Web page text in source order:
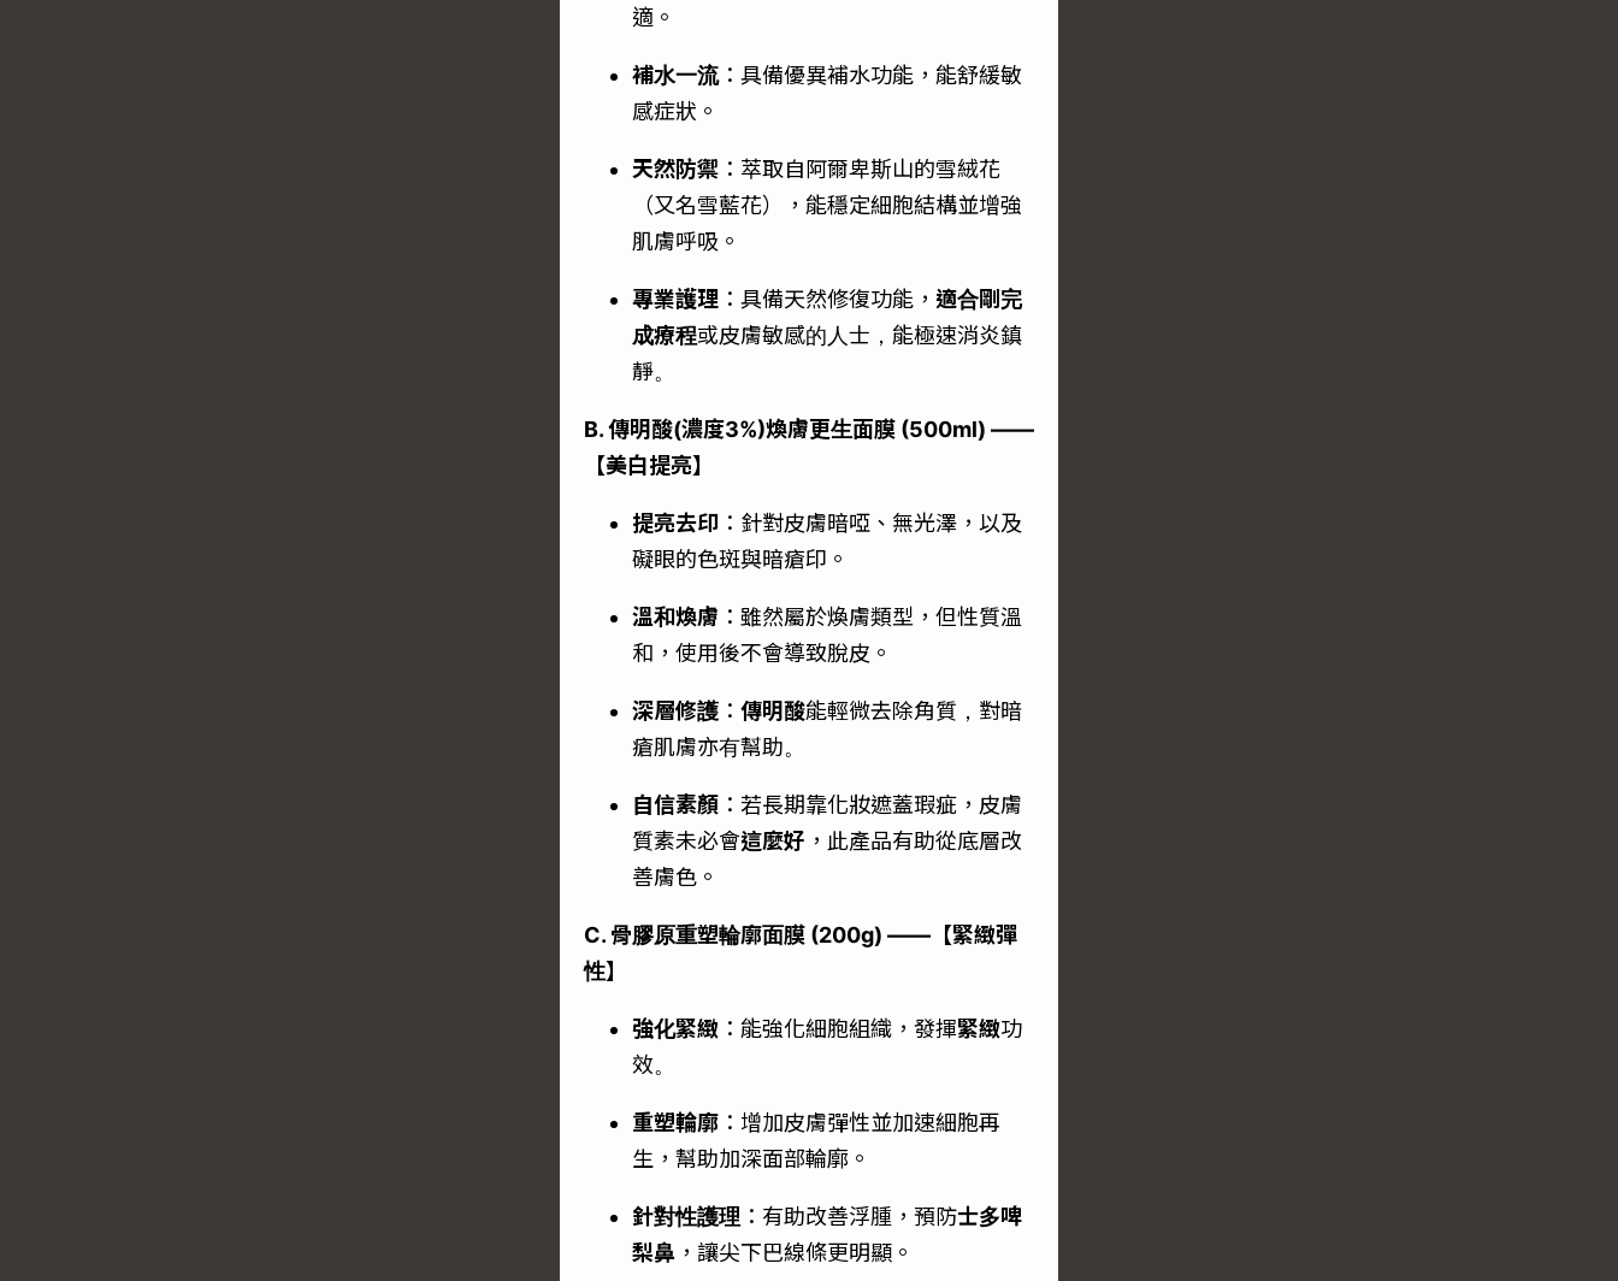
適。
補水一流：具備優異補水功能，能舒緩敏
感症狀。
天然防禦 ：萃取自阿爾卑斯山的雪絨花
（又名雪藍花），能穩定細胞結構並增強
肌膚呼吸。
專業護理 ：具備天然修復功能， 適合剛完
成療程或皮膚敏感的人士，能極速消炎鎮
靜。
B. 傳明酸(濃度3%)煥膚更生面膜 (500ml) ——
【美白提亮】
提亮去印 ：針對皮膚暗啞、無光澤，以及
礙眼的色斑與暗瘡印。
溫和煥膚 ：雖然屬於煥膚類型，但性質溫
和，使用後不會導致脫皮。
深層修護 ： 傳明酸能輕微去除角質，對暗
瘡肌膚亦有幫助。
自信素顏 ：若長期靠化妝遮蓋瑕疵，皮膚
質素未必會這麼好 ，此產品有助從底層改
善膚色。
C. 骨膠原重塑輪廓面膜 (200g) ——【緊緻彈
性】
強化緊緻 ：能強化細胞組織，發揮緊緻功
效。
重塑輪廓 ：增加皮膚彈性並加速細胞再
生，幫助加深面部輪廓。
針對性護理 ：有助改善浮腫，預防士多啤
梨鼻 ，讓尖下巴線條更明顯。